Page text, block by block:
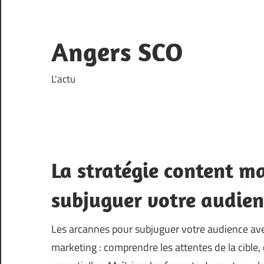
content
Angers SCO
L'actu
La stratégie content
subjuguer votre
Les arcannes pour subjuguer votre audience
marketing : comprendre les attentes de la